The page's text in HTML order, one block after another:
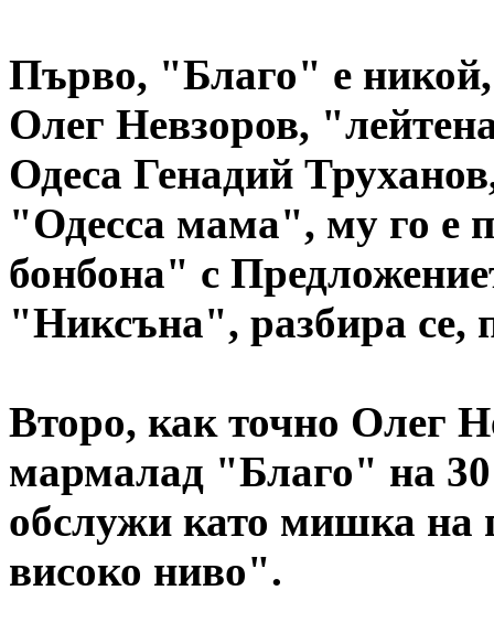
Първо, "Благо" е никой,
Олег Невзоров,
Одеса Генадий
"Одесса мама", му го е
бонбона" с
"Никсъна", разбира се,
Второ, как точно Олег
мармалад "Благо" на
обслужи като мишка на
високо ниво".